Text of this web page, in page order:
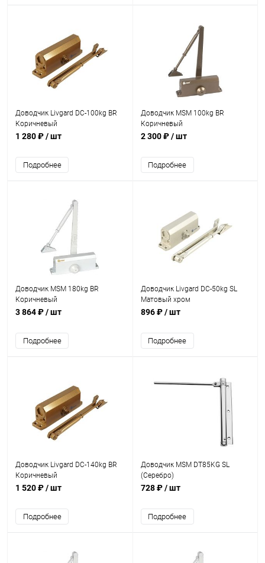
Доводчик Livgard DC-100kg BR
Коричневый
1 280 ₽/ шт
Подробнее
Доводчик MSM 100kg BR
Коричневый
2 300 ₽/ шт
Подробнее
Доводчик MSM 180kg BR
Коричневый
3 864 ₽/ шт
Подробнее
Доводчик Livgard DC-50kg SL
Матовый хром
896 ₽/ шт
Подробнее
Доводчик Livgard DC-140kg BR
Коричневый
1 520 ₽/ шт
Подробнее
Доводчик MSM DT85KG SL
(Серебро)
728 ₽/ шт
Подробнее